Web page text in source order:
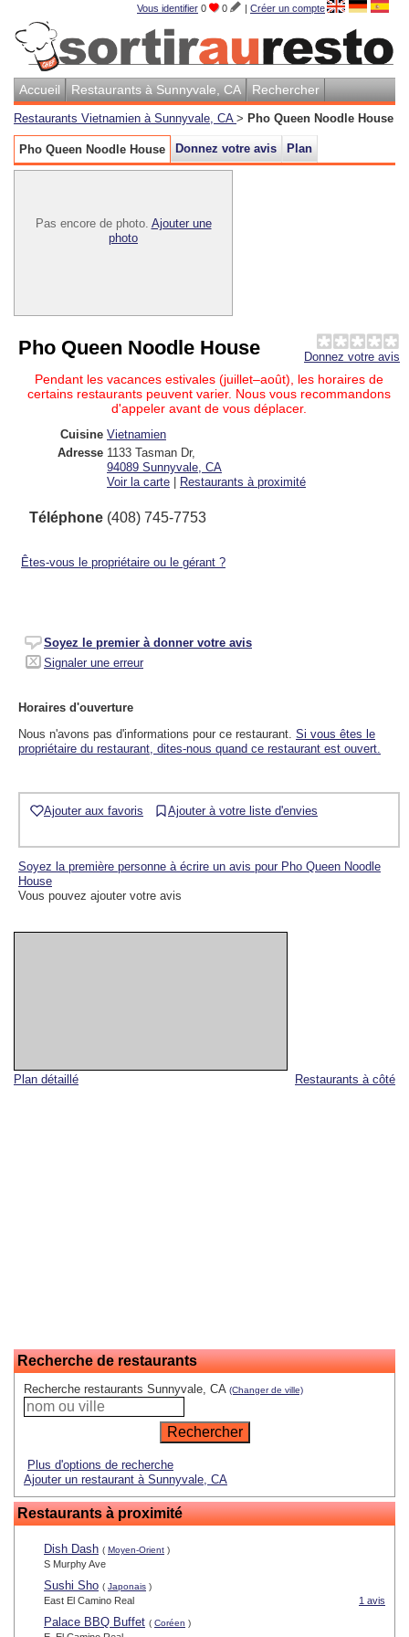
Vous identifier 0 0 | Créer un compte
Accueil Restaurants à Sunnyvale, CA Rechercher
Restaurants Vietnamien à Sunnyvale, CA > Pho Queen Noodle House
Pho Queen Noodle House Donnez votre avis Plan
Pas encore de photo. Ajouter une
photo
Restaurants à côté
Plan détaillé
Recherche de restaurants
Recherche restaurants Sunnyvale, CA (Changer de ville)
Plus d'options de recherche
Ajouter un restaurant à Sunnyvale, CA
Restaurants à proximité
Dish Dash ( Moyen-Orient )
S Murphy Ave
Sushi Sho ( Japonais )
1 avis
East El Camino Real
Palace BBQ Buffet ( Coréen )
Donnez votre avis
Pho Queen Noodle House
Pendant les vacances estivales (juillet–août), les horaires de
certains restaurants peuvent varier. Nous vous recommandons
d'appeler avant de vous déplacer.
Cuisine Vietnamien
Adresse 1133 Tasman Dr,
94089 Sunnyvale, CA
Voir la carte
Restaurants à proximité
Téléphone (408) 745-7753
Êtes-vous le propriétaire ou le gérant ?
Soyez le premier à donner votre avis
Signaler une erreur
Horaires d'ouverture
Nous n'avons pas d'informations pour ce restaurant. Si vous êtes le
propriétaire du restaurant, dites-nous quand ce restaurant est ouvert.
Ajouter aux favoris Ajouter à votre liste d'envies
Soyez la première personne à écrire un avis pour Pho Queen Noodle
House
Vous pouvez ajouter votre avis